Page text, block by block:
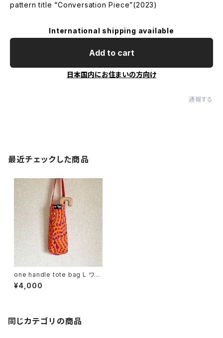
pattern title “Conversation Piece”(2023)
International shipping available
Add to cart
日本国内にお住まいの方向け
通報する
最近チェックした商品
one handle tote bag L ワン
ハンドル トートバッグ a
¥4,000
同じカテゴリの商品